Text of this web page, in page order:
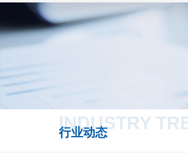
INDUSTRY
行业动态